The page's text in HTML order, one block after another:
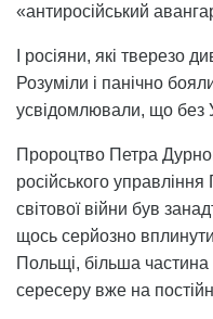
«антиросійський
І росіяни, які тверезо
Розуміли і панічно
усвідомлювали, що без
Пророцтво Петра
російського
світової війни був
щось серйозно
Польщі, більша
сересеру вже на